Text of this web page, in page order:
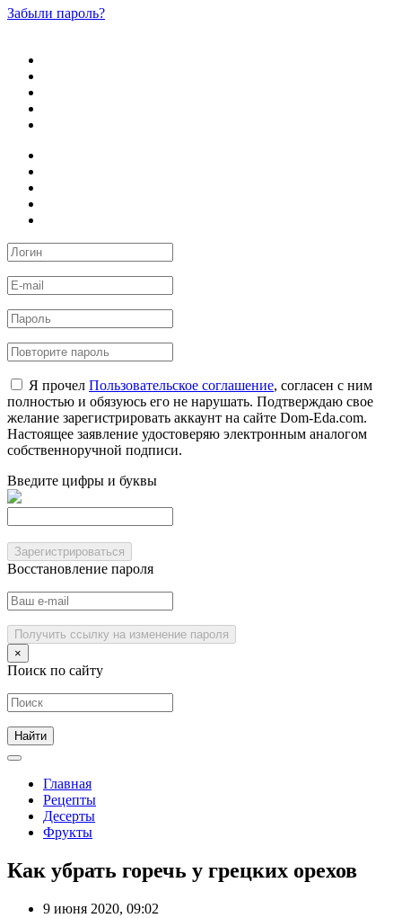
Забыли пароль?
Я прочел Пользовательское соглашение, согласен с ним
полностью и обязуюсь его не нарушать. Подтверждаю свое
желание зарегистрировать аккаунт на сайте Dom-Eda.com.
Настоящее заявление удостоверяю электронным аналогом
собственноручной подписи.
Введите цифры и буквы
Зарегистрироваться
Восстановление пароля
Получить ссылку на изменение пароля
×
Поиск по сайту
Главная
Рецепты
Десерты
Фрукты
Как убрать горечь у грецких орехов
9 июня 2020, 09:02